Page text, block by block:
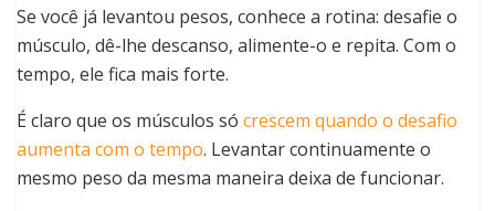
Se você já levantou pesos, conhece a rotina: desafie o
músculo, dê-lhe descanso, alimente-o e repita. Com o
tempo, ele fica mais forte.
É claro que os músculos só crescem quando o desafio
aumenta com o tempo. Levantar continuamente o
mesmo peso da mesma maneira deixa de funcionar.